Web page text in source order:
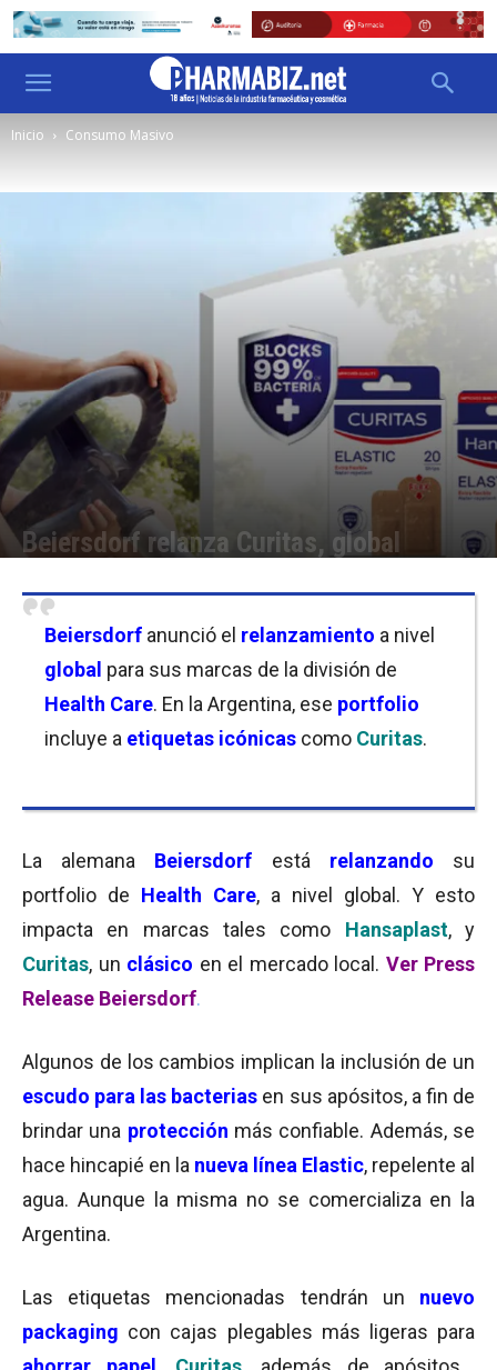
Inicio Consumo Masivo
Beiersdorf relanza Curitas, global
Beiersdorf anunció el relanzamiento a nivel
global para sus marcas de la división de
Health Care. En la Argentina, ese portfolio
incluye a etiquetas icónicas como Curitas.
La alemana Beiersdorf está relanzando su
portfolio de Health Care, a nivel global. Y esto
impacta en marcas tales como Hansaplast, y
Curitas, un clásico en el mercado local. Ver Press
Release Beiersdorf.
Algunos de los cambios implican la inclusión de un
escudo para las bacterias en sus apósitos, a fin de
brindar una protección más confiable. Además, se
hace hincapié en la nueva línea Elastic, repelente al
agua. Aunque la misma no se comercializa en la
Argentina.
Las etiquetas mencionadas tendrán un nuevo
packaging con cajas plegables más ligeras para